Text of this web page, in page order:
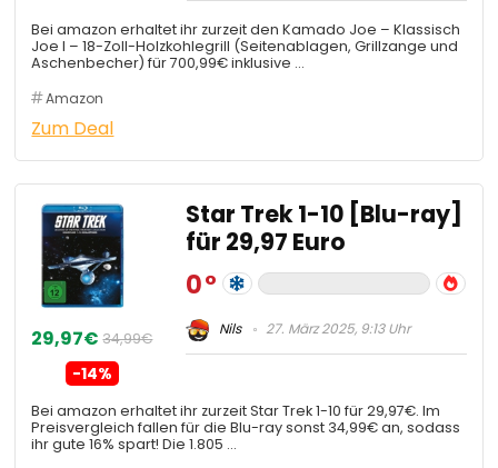
Bei amazon erhaltet ihr zurzeit den Kamado Joe – Klassisch
Joe I – 18-Zoll-Holzkohlegrill (Seitenablagen, Grillzange und
Aschenbecher) für 700,99€ inklusive …
Amazon
Zum Deal
29,97€ 34,99€
-14%
Star Trek 1-10 [Blu-ray]
für 29,97 Euro
0
Nils 27. März 2025, 9:13 Uhr
Bei amazon erhaltet ihr zurzeit Star Trek 1-10 für 29,97€. Im
Preisvergleich fallen für die Blu-ray sonst 34,99€ an, sodass
ihr gute 16% spart! Die 1.805 …